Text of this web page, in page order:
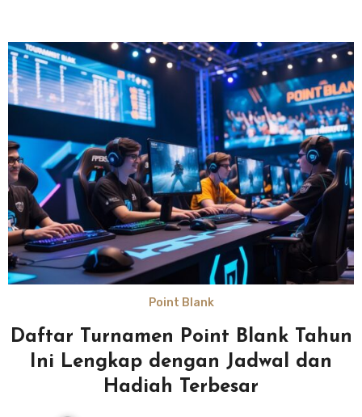
Point Blank
Daftar Turnamen Point Blank Tahun
Ini Lengkap dengan Jadwal dan
Hadiah Terbesar